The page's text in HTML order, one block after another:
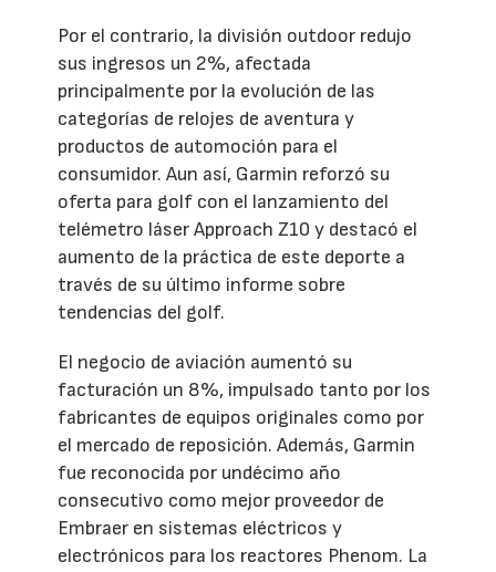
Por el contrario, la división outdoor redujo
sus ingresos un 2%, afectada
principalmente por la evolución de las
categorías de relojes de aventura y
productos de automoción para el
consumidor. Aun así, Garmin reforzó su
oferta para golf con el lanzamiento del
telémetro láser Approach Z10 y destacó el
aumento de la práctica de este deporte a
través de su último informe sobre
tendencias del golf.
El negocio de aviación aumentó su
facturación un 8%, impulsado tanto por los
fabricantes de equipos originales como por
el mercado de reposición. Además, Garmin
fue reconocida por undécimo año
consecutivo como mejor proveedor de
Embraer en sistemas eléctricos y
electrónicos para los reactores Phenom. La